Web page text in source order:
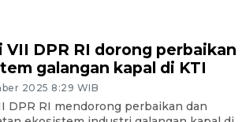
VII DPR RI dorong perbaikan
galangan kapal di KTI
2025 8:29 WIB
DPR RI mendorong perbaikan dan
FOTO - Kirab memperingati
HUT ke-80 Raja Keraton
Yogyakarta